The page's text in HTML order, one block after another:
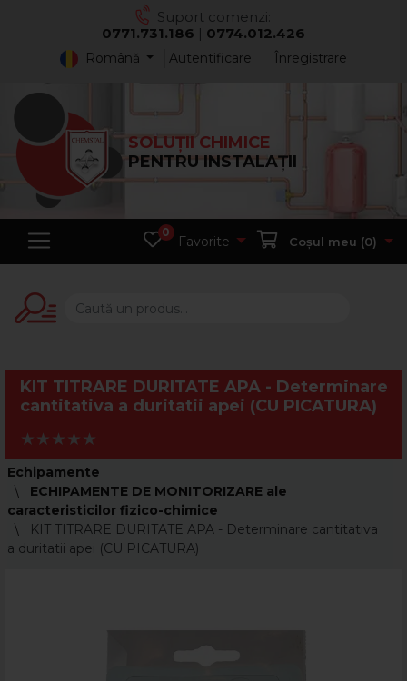
Suport comenzi:
0771.731.186 | 0774.012.426
Română Autentificare Înregistrare
SOLUȚII CHIMICE
PENTRU INSTALAȚII
0
Favorite Coșul meu (0)
KIT TITRARE DURITATE APA - Determinare
cantitativa a duritatii apei (CU PICATURA)
Echipamente
ECHIPAMENTE DE MONITORIZARE ale
caracteristicilor fizico-chimice
KIT TITRARE DURITATE APA - Determinare cantitativa
a duritatii apei (CU PICATURA)